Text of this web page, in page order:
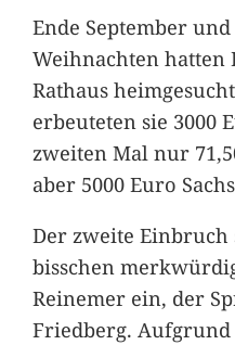
Ende September
Weihnachten hatten
Rathaus
erbeuteten sie 3000
zweiten Mal nur
aber 5000 Euro
Der zweite Einbruch
bisschen
Reinemer ein, der
Friedberg. Aufgrund